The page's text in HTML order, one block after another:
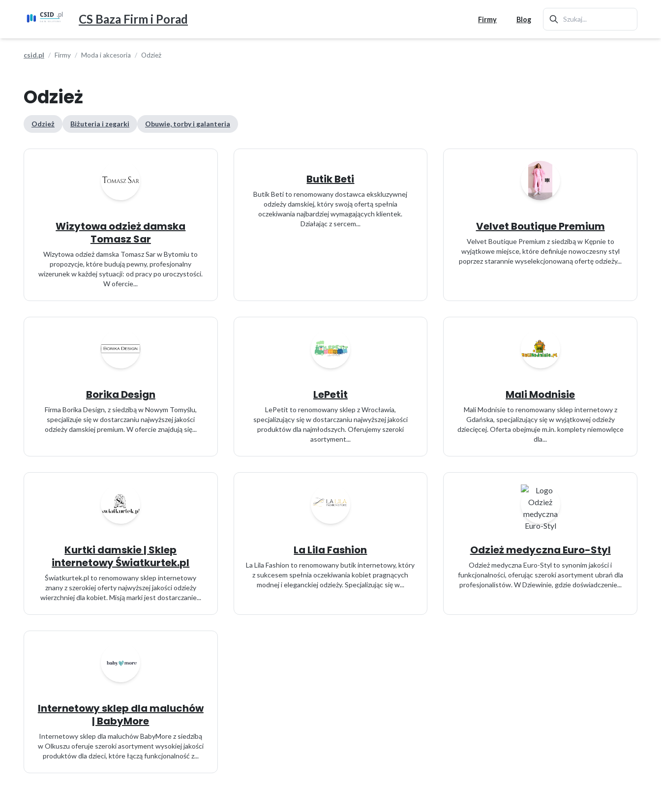
CS Baza Firm i Porad Firmy Blog
csid.pl Firmy Moda i akcesoria Odzież
Odzież
Odzież Biżuteria i zegarki Obuwie, torby i galanteria
Wizytowa odzież damska
Tomasz Sar
Wizytowa odzież damska Tomasz Sar w Bytomiu to
propozycje, które budują pewny, profesjonalny
wizerunek w każdej sytuacji: od pracy po uroczystości.
W ofercie...
Butik Beti
Butik Beti to renomowany dostawca ekskluzywnej
odzieży damskiej, który swoją ofertą spełnia
oczekiwania najbardziej wymagających klientek.
Działając z sercem...
Velvet Boutique Premium
Velvet Boutique Premium z siedzibą w Kępnie to
wyjątkowe miejsce, które definiuje nowoczesny styl
poprzez starannie wyselekcjonowaną ofertę odzieży...
Borika Design
Firma Borika Design, z siedzibą w Nowym Tomyślu,
specjalizuje się w dostarczaniu najwyższej jakości
odzieży damskiej premium. W ofercie znajdują się...
LePetit
LePetit to renomowany sklep z Wrocławia,
specjalizujący się w dostarczaniu najwyższej jakości
produktów dla najmłodszych. Oferujemy szeroki
asortyment...
Mali Modnisie
Mali Modnisie to renomowany sklep internetowy z
Gdańska, specjalizujący się w wyjątkowej odzieży
dziecięcej. Oferta obejmuje m.in. komplety niemowlęce
dla...
Kurtki damskie | Sklep
internetowy Światkurtek.pl
Światkurtek.pl to renomowany sklep internetowy
znany z szerokiej oferty najwyższej jakości odzieży
wierzchniej dla kobiet. Misją marki jest dostarczanie...
La Lila Fashion
La Lila Fashion to renomowany butik internetowy, który
z sukcesem spełnia oczekiwania kobiet pragnących
modnej i eleganckiej odzieży. Specjalizując się w...
Odzież medyczna Euro-Styl
Odzież medyczna Euro-Styl to synonim jakości i
funkcjonalności, oferując szeroki asortyment ubrań dla
profesjonalistów. W Dziewinie, gdzie doświadczenie...
Internetowy sklep dla maluchów
| BabyMore
Internetowy sklep dla maluchów BabyMore z siedzibą
w Olkuszu oferuje szeroki asortyment wysokiej jakości
produktów dla dzieci, które łączą funkcjonalność z...